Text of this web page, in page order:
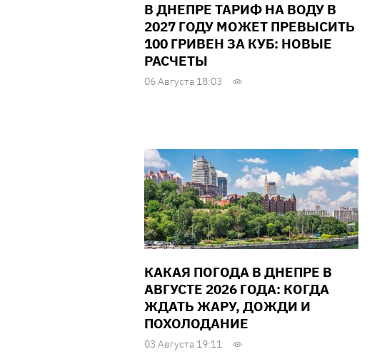
В ДНЕПРЕ ТАРИФ НА ВОДУ В
2027 ГОДУ МОЖЕТ ПРЕВЫСИТЬ
100 ГРИВЕН ЗА КУБ: НОВЫЕ
РАСЧЕТЫ
06 Августа 18:03
КАКАЯ ПОГОДА В ДНЕПРЕ В
АВГУСТЕ 2026 ГОДА: КОГДА
ЖДАТЬ ЖАРУ, ДОЖДИ И
ПОХОЛОДАНИЕ
03 Августа 19:11